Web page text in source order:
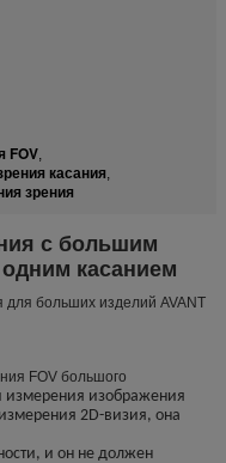
FOV,
касания,
зрения
с большим
касанием
больших изделий AVANT
FOV большого
измерения изображения
2D-визия, она
и он не должен